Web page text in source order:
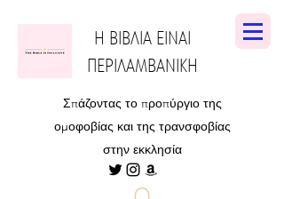
Η ΒΙΒΛΙΑ ΕΙΝΑΙ
ΠΕΡΙΛΑΜΒΑΝΙΚΗ
Σπάζοντας το προπύργιο της
ομοφοβίας και της τρανσφοβίας
στην εκκλησία